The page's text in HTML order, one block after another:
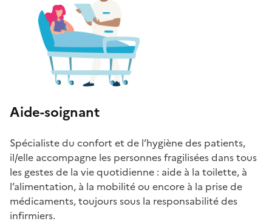
Aide-soignant
Spécialiste du confort et de l’hygiène des patients,
il/elle accompagne les personnes fragilisées dans tous
les gestes de la vie quotidienne : aide à la toilette, à
l’alimentation, à la mobilité ou encore à la prise de
médicaments, toujours sous la responsabilité des
infirmiers.